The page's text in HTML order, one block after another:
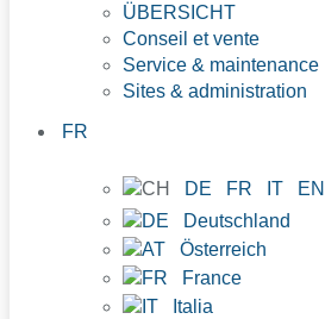
ÜBERSICHT
Conseil et vente
Service & maintenance
Sites & administration
FR
DE FR IT
EN
Deutschland
Österreich
France
Italia